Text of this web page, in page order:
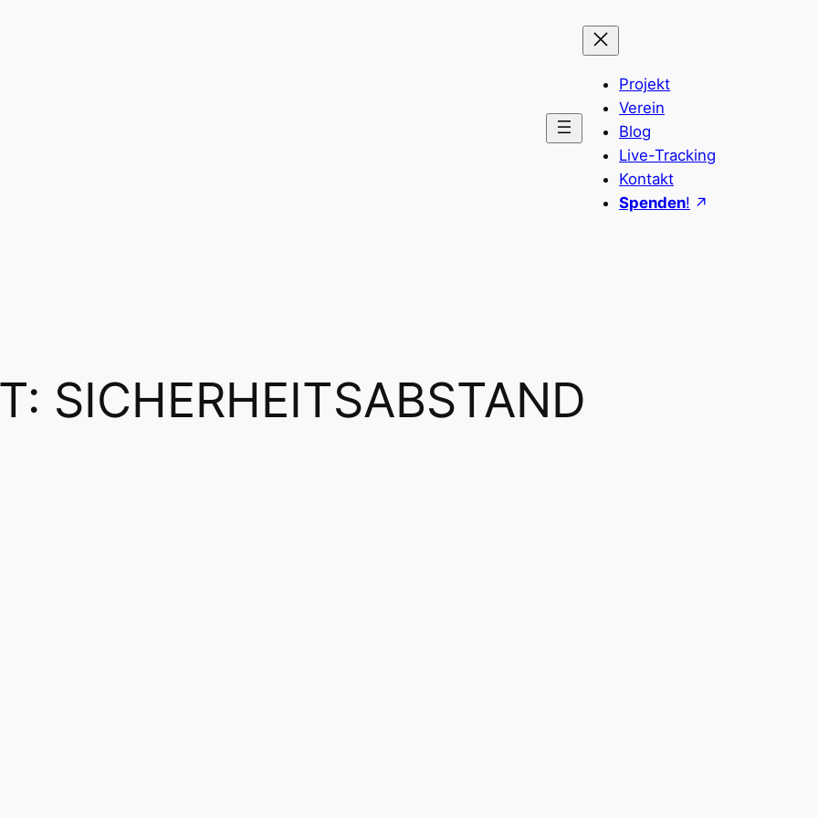
Projekt
Verein
Blog
Live-Tracking
Kontakt
Spenden!
SICHERHEITSABSTAND